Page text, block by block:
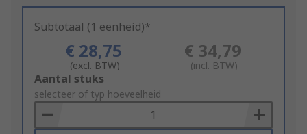
Subtotaal (1 eenheid)*
€ 28,75
(excl. BTW)
€ 34,79
(incl. BTW)
Add
to
Basket
Aantal stuks
selecteer of typ hoeveelheid